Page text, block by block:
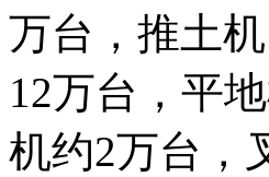
万台，推土
12万台，平
机约2万台，